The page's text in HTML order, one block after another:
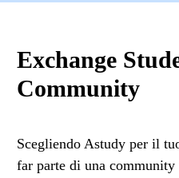
Exchange
Community
Scegliendo Astudy per il
far parte di una